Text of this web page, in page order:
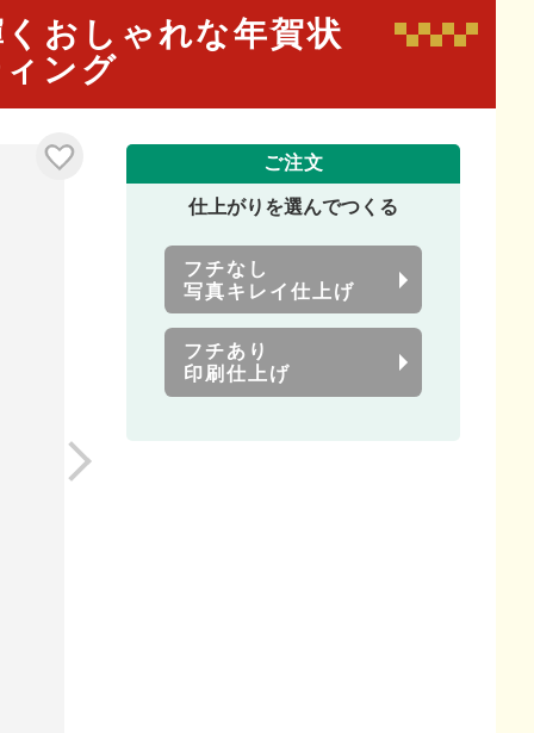
おしゃれな年賀状
ング
ご注文
仕上がりを選んでつくる
フチなし
写真キレイ仕上げ
フチあり
印刷仕上げ